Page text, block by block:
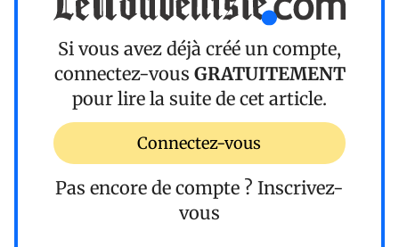
Si vous avez déjà créé un compte,
connectez-vous GRATUITEMENT
pour lire la suite de cet article.
Connectez-vous
Pas encore de compte ? Inscrivez-
vous